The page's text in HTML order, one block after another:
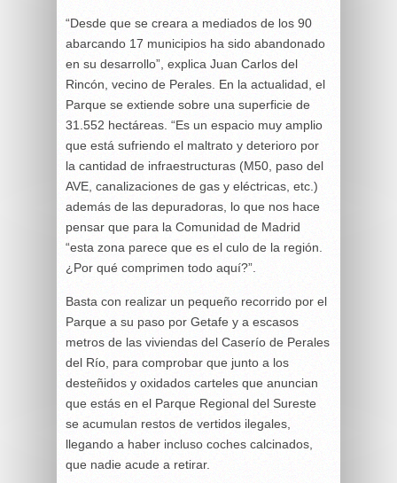
“Desde que se creara a mediados de los 90
abarcando 17 municipios ha sido abandonado
en su desarrollo”, explica Juan Carlos del
Rincón, vecino de Perales. En la actualidad, el
Parque se extiende sobre una superficie de
31.552 hectáreas. “Es un espacio muy amplio
que está sufriendo el maltrato y deterioro por
la cantidad de infraestructuras (M50, paso del
AVE, canalizaciones de gas y eléctricas, etc.)
además de las depuradoras, lo que nos hace
pensar que para la Comunidad de Madrid
“esta zona parece que es el culo de la región.
¿Por qué comprimen todo aquí?”.
Basta con realizar un pequeño recorrido por el
Parque a su paso por Getafe y a escasos
metros de las viviendas del Caserío de Perales
del Río, para comprobar que junto a los
desteñidos y oxidados carteles que anuncian
que estás en el Parque Regional del Sureste
se acumulan restos de vertidos ilegales,
llegando a haber incluso coches calcinados,
que nadie acude a retirar.